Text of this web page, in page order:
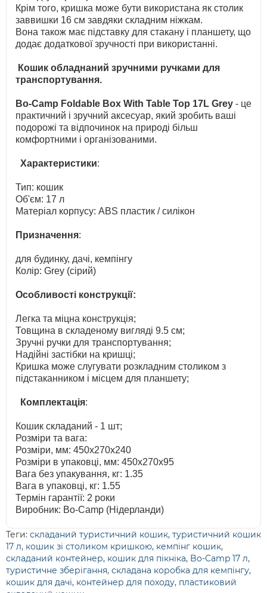
Крім того, кришка може бути використана як столик
заввишки 16 см завдяки складним ніжкам.
Вона також має підставку для стакану і планшету, що
додає додаткової зручності при використанні.
Кошик обладнаний зручними ручками для
транспортування.
Bo-Camp Foldable Box With Table Top 17L Grey - це
практичний і зручний аксесуар, який зробить ваші
подорожі та відпочинок на природі більш
комфортними і організованими.
Характеристики:
Тип: кошик
Об'єм: 17 л
Матеріал корпусу: ABS пластик / силікон
Призначення:
для будинку, дачі, кемпінгу
Колір: Grey (сірий)
Особливості конструкції:
Легка та міцна конструкція;
Товщина в складеному вигляді 9.5 см;
Зручні ручки для транспортування;
Надійні застібки на кришці;
Кришка може слугувати розкладним столиком з
підстаканником і місцем для планшету;
Комплектація:
Кошик складаний - 1 шт;
Розміри та вага:
Розміри, мм: 450х270х240
Розміри в упаковці, мм: 450x270х95
Вага без упакування, кг: 1.35
Вага в упаковці, кг: 1.55
Термін гарантії: 2 роки
Виробник: Bo-Camp (Нідерланди)
Теги: складаний туристичний кошик, туристичний кошик
17 л, кошик зі столиком кришкою, кемпінг кошик,
складаний контейнер, кошик для пікніка, Bo-Camp 17 л,
туристичне зберігання, складана коробка для кемпінгу,
кошик для дачі, контейнер для походу, пластиковий